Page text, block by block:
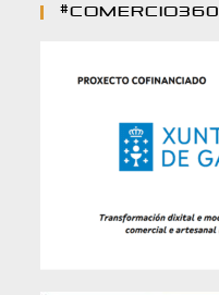
#comercio360